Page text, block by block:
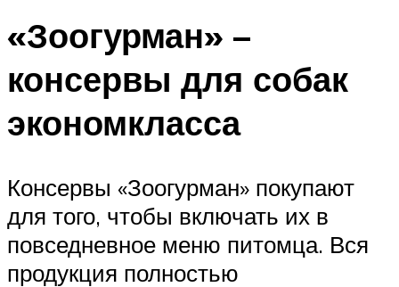
«Зоогурман» –
консервы для собак
экономкласса
Консервы «Зоогурман» покупают
для того, чтобы включать их в
повседневное меню питомца. Вся
продукция полностью